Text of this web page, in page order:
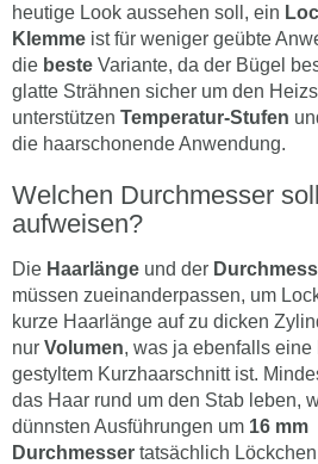
heutige Look aussehen soll, ein
Klemme ist für weniger geübte
die beste Variante, da der Bügel
glatte Strähnen sicher um den
unterstützen Temperatur-Stufen
die haarschonende Anwendung.
Welchen Durchmesser
aufweisen?
Die Haarlänge und der
müssen zueinanderpassen, um
kurze Haarlänge auf zu dicken
nur Volumen, was ja ebenfalls
gestyltem Kurzhaarschnitt ist.
das Haar rund um den Stab leben,
dünnsten Ausführungen um 16 mm
Durchmesser tatsächlich